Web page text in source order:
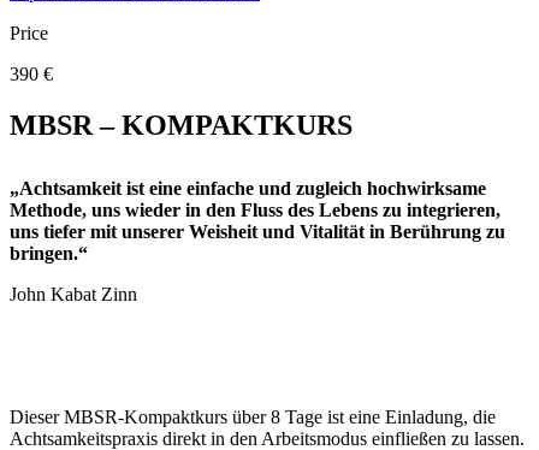
Price
390 €
MBSR – KOMPAKTKURS
„Achtsamkeit ist eine einfache und zugleich hochwirksame
Methode, uns wieder in den Fluss des Lebens zu integrieren,
uns tiefer mit unserer Weisheit und Vitalität in Berührung zu
bringen.“
John Kabat Zinn
Dieser MBSR-Kompaktkurs über 8 Tage ist eine Einladung, die
Achtsamkeitspraxis direkt in den Arbeitsmodus einfließen zu lassen.